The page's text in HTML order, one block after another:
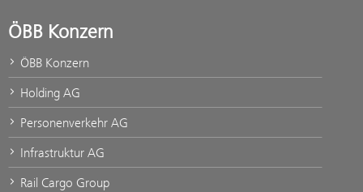
ÖBB Konzern
ÖBB Konzern
Holding AG
Personenverkehr AG
Infrastruktur AG
Rail Cargo Group